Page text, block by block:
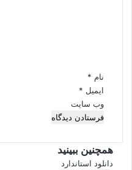
نام *
ایمیل *
وب‌ سایت
همچنین ببینید
بستن
دانلود استاندارد